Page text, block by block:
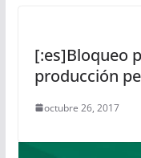
[:es]Bloqueo
producción
octubre 26, 2017